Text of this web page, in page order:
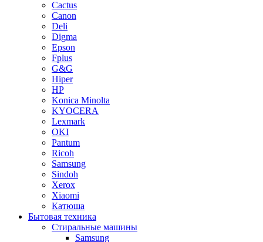
Cactus
Canon
Deli
Digma
Epson
Fplus
G&G
Hiper
HP
Konica Minolta
KYOCERA
Lexmark
OKI
Pantum
Ricoh
Samsung
Sindoh
Xerox
Xiaomi
Катюша
Бытовая техника
Стиральные машины
Samsung